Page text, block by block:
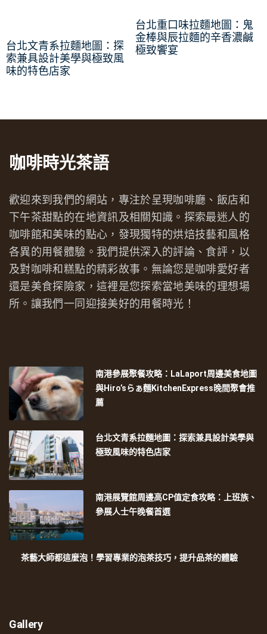
台北文青系拉麵地圖：探
索兼具設計美學與極致風
味的特色店家
台北重口味拉麵地圖：鬼
金棒與辰拉麵的辛香濃鹹
極致饗宴
咖啡時光茶語
歡迎來到我們的網站，專注於呈現咖啡廳、飯店和
下午茶甜點的在地資訊及相關知識。探索最迷人的
咖啡館和美味的點心，發現獨特的烘焙技藝和風格
各異的用餐體驗。我們提供深入的評論、食評，以
及對咖啡和糕點的精彩故事。無論您是咖啡愛好者
還是美食探險家，這裡是您探索當地美味的理想場
所。讓我們一同迎接美好的用餐時光！
南港參展聚餐攻略：LaLaport周邊美食地圖
與Hiro’sらぁ麵KitchenExpress晚間聚會推
薦
台北文青系拉麵地圖：探索兼具設計美學與
極致風味的特色店家
南港展覽館周邊高CP值定食攻略：上班族、
參展人士午晚餐首選
茶藝大師都這麼泡！學習專業的泡茶技巧，提升品茶的體驗
Gallery